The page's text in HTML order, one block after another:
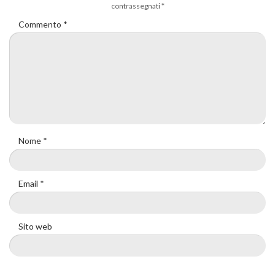
contrassegnati*
Commento *
Nome *
Email *
Sito web